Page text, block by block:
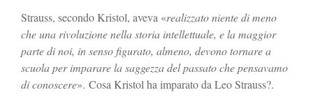
Strauss, secondo Kristol, aveva «realizzato niente di meno
che una rivoluzione nella storia intellettuale, e la maggior
parte di noi, in senso figurato, almeno, devono tornare a
scuola per imparare la saggezza del passato che pensavamo
di conoscere». Cosa Kristol ha imparato da Leo Strauss?.